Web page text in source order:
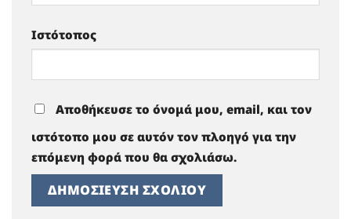
Ιστότοπος
Αποθήκευσε το όνομά μου, email, και τον
ιστότοπο μου σε αυτόν τον πλοηγό για την
επόμενη φορά που θα σχολιάσω.